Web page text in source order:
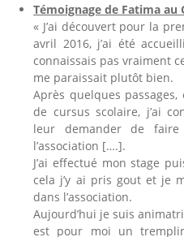
Témoignage de Fatima au
« J’ai découvert pour la
avril 2016, j’ai été
connaissais pas vraiment
me paraissait plutôt bien.
Après quelques
de cursus scolaire, j’ai
leur demander de faire
l’association [….].
J’ai effectué mon stage
cela j’y ai pris gout et je
dans l’association.
Aujourd’hui je suis
est pour moi un